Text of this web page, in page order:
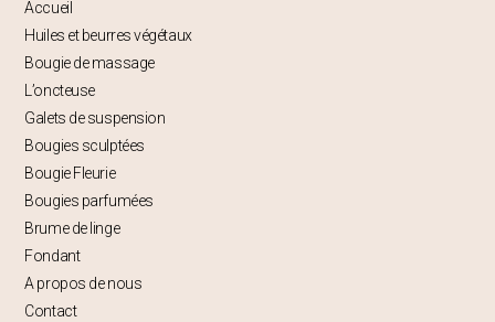
Accueil
Huiles et beurres végétaux
Bougie de massage
L’oncteuse
Galets de suspension
Bougies sculptées
Bougie Fleurie
Bougies parfumées
Brume de linge
Fondant
A propos de nous
Contact